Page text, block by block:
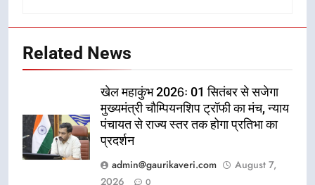
Related News
खेल महाकुंभ 2026ः 01 सितंबर से सजेगा
मुख्यमंत्री चौम्पियनशिप ट्रॉफी का मंच, न्याय
पंचायत से राज्य स्तर तक होगा प्रतिभा का
प्रदर्शन
admin@gaurikaveri.com
August 7,
2026
0